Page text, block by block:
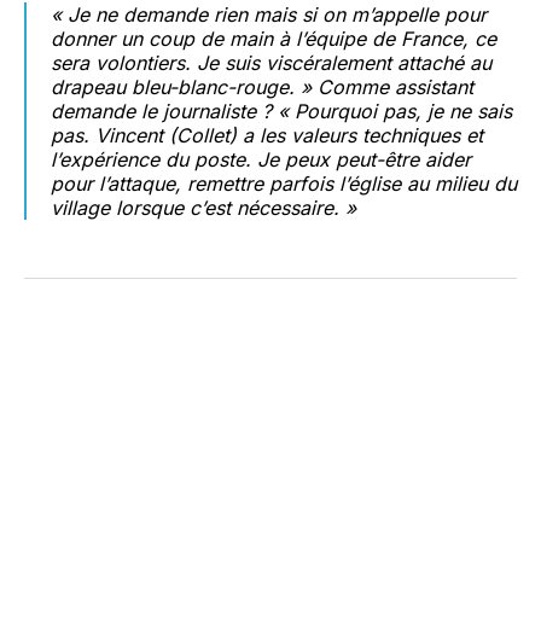
« Je ne demande rien mais si on m’appelle pour
donner un coup de main à l’équipe de France, ce
sera volontiers. Je suis viscéralement attaché au
drapeau bleu-blanc-rouge. » Comme assistant
demande le journaliste ? « Pourquoi pas, je ne sais
pas. Vincent (Collet) a les valeurs techniques et
l’expérience du poste. Je peux peut-être aider
pour l’attaque, remettre parfois l’église au milieu du
village lorsque c’est nécessaire. »